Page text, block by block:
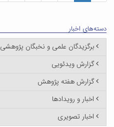
دسته‌های اخبار
برگزیدگان علمی و نخبگان پژوهشی
گزارش ویدئویی
گزارش هفته پژوهش
اخبار و رویدادها
اخبار تصویری